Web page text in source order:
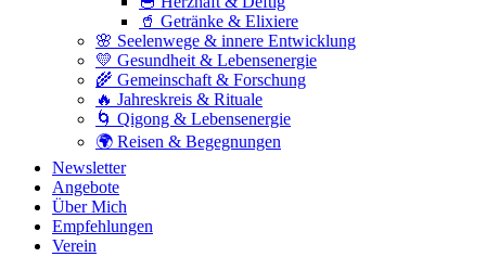
🥤 Getränke & Elixiere
🌸 Seelenwege & innere Entwicklung
💛 Gesundheit & Lebensenergie
🌾 Gemeinschaft & Forschung
🔥 Jahreskreis & Rituale
🌀 Qigong & Lebensenergie
🌍 Reisen & Begegnungen
Newsletter
Angebote
Über Mich
Empfehlungen
Verein